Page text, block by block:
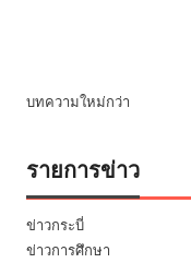
บทความใหม่กว่า
รายการข่าว
ข่าวกระบี่
ข่าวการศึกษา